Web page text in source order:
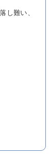
し難い、